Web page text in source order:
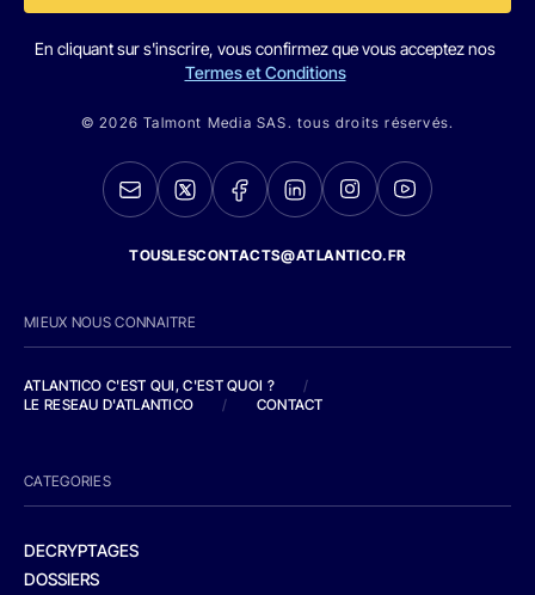
En cliquant sur s'inscrire, vous confirmez que vous acceptez nos
Termes et Conditions
© 2026 Talmont Media SAS. tous droits réservés.
TOUSLESCONTACTS@ATLANTICO.FR
MIEUX NOUS CONNAITRE
ATLANTICO C'EST QUI, C'EST QUOI ?
/
LE RESEAU D'ATLANTICO
/ CONTACT
CATEGORIES
DECRYPTAGES
DOSSIERS